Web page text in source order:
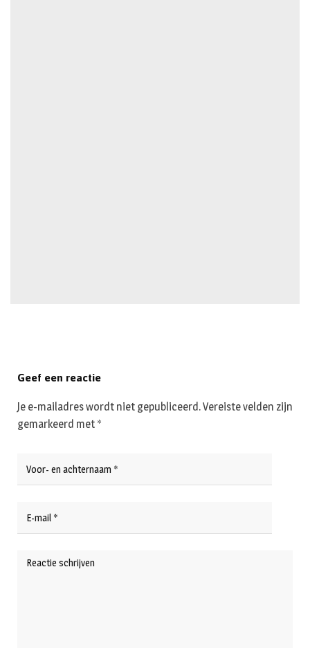
Geef een reactie
Je e-mailadres wordt niet gepubliceerd.Vereiste velden zijn
gemarkeerd met *